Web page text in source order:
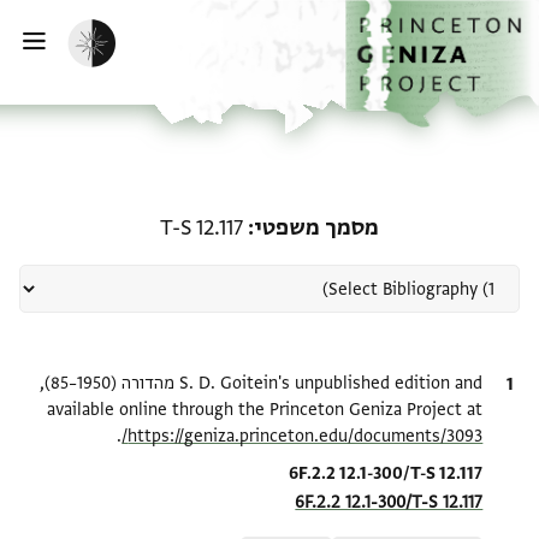
לתוכןהבית
הפעלת מצב כהה
מסמך משפטי T-S 12.117
ציטוט
S. D. Goitein's unpublished edition and מהדורה (1950–85),
available online through the Princeton Geniza Project at
https://geniza.princeton.edu/documents/3093/
.
Location in source
6F.2.2 12.1-300/T-S 12.117
6F.2.2 12.1-300/T-S 12.117